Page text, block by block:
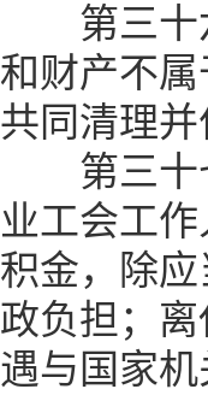
第三十六
和财产不
共同清理
第三十七
业工会工
积金，除
政负担；
遇与国家